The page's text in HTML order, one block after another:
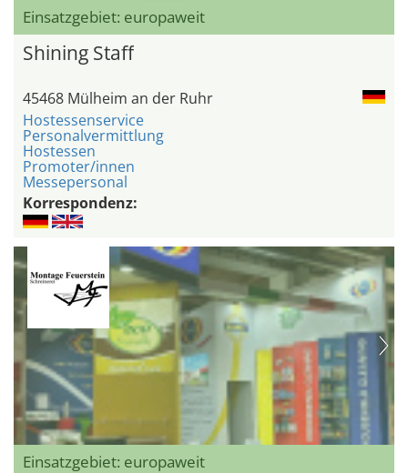
Einsatzgebiet: europaweit
Shining Staff
45468 Mülheim an der Ruhr
Hostessenservice
Personalvermittlung
Hostessen
Promoter/innen
Messepersonal
Korrespondenz:
Einsatzgebiet: europaweit